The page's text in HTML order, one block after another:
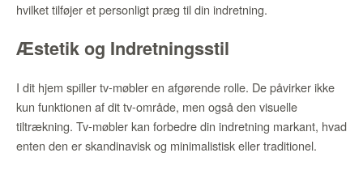
hvilket tilføjer et personligt præg til din indretning.
Æstetik og Indretningsstil
I dit hjem spiller tv-møbler en afgørende rolle. De påvirker ikke
kun funktionen af dit tv-område, men også den visuelle
tiltrækning. Tv-møbler kan forbedre din indretning markant, hvad
enten den er skandinavisk og minimalistisk eller traditionel.